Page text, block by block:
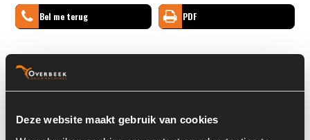
Deze website maakt gebruik van cookies
Bel me terug PDF
Basisinformatie
Voorraad nummer:
6979-022-02